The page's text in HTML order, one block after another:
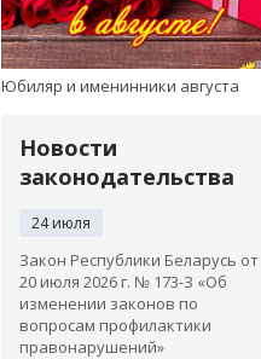
Юбиляр и именинники августа
Новости
законодательства
24 июля
Закон Республики Беларусь от
20 июля 2026 г. № 173-З «Об
изменении законов по
вопросам профилактики
правонарушений»